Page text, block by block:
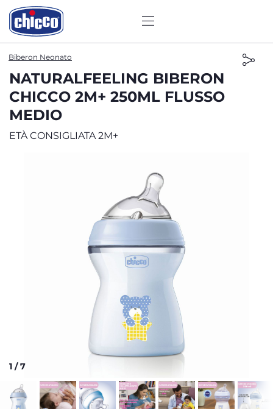
Biberon Neonato
NATURALFEELING BIBERON
CHICCO 2M+ 250ML FLUSSO
MEDIO
ETÀ CONSIGLIATA 2M+
1 /7